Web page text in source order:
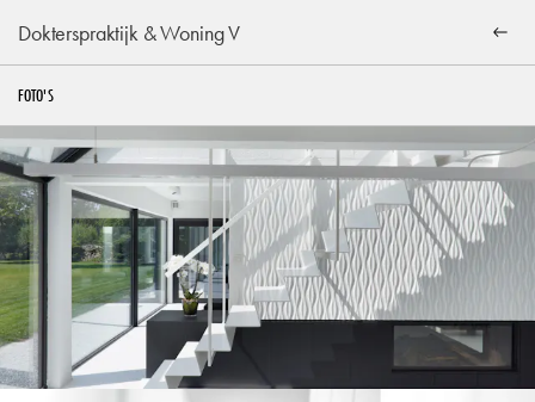
Dokterspraktijk & Woning V
FOTO'S